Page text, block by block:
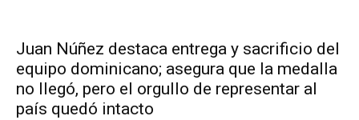
Juan Núñez destaca entrega y sacrificio del
equipo dominicano; asegura que la medalla
no llegó, pero el orgullo de representar al
país quedó intacto